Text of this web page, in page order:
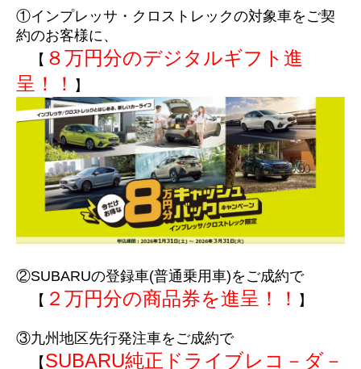
①インプレッサ・クロストレックの対象車をご契
約のお客様に、
【 ８万円分のデジタルギフト進
呈！！
】
②SUBARUの登録車(普通乗用車)をご成約で
【 ２万円分の商品券を進呈！！ 】
③九州地区先行発注車をご成約で
【 SUBARU純正ドライブレコ－ダ－